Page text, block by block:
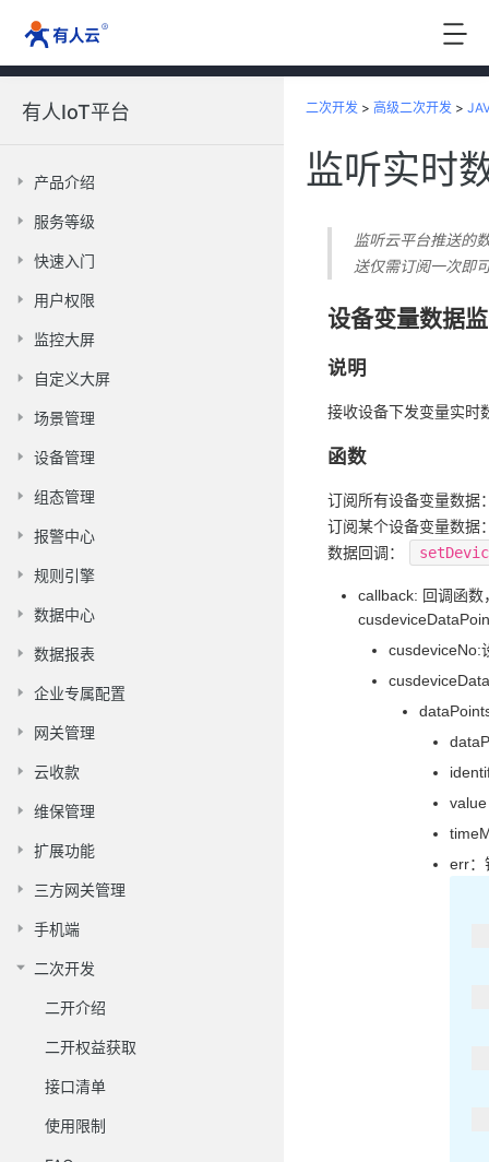
有人IoT平台
产品介绍
服务等级
快速入门
用户权限
监控大屏
自定义大屏
场景管理
设备管理
组态管理
报警中心
规则引擎
数据中心
数据报表
企业专属配置
网关管理
云收款
维保管理
扩展功能
三方网关管理
手机端
二次开发
二开介绍
二开权益获取
接口清单
使用限制
二次开发 > 高级二次开发 >
监听实时
监听云平台推送的
送仅需订阅一次即
设备变量数据
说明
接收设备下发变量实时
函数
订阅所有设备变量数据
订阅某个设备变量数据
数据回调：
callback: 回调函
cusdeviceNo:
err：